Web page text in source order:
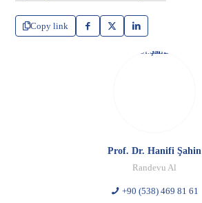
Copy link
Prof. Dr. Hanifi Şahin
Randevu Al
+90 (538) 469 81 61